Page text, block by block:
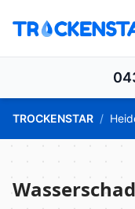
TROCKENSTAR /